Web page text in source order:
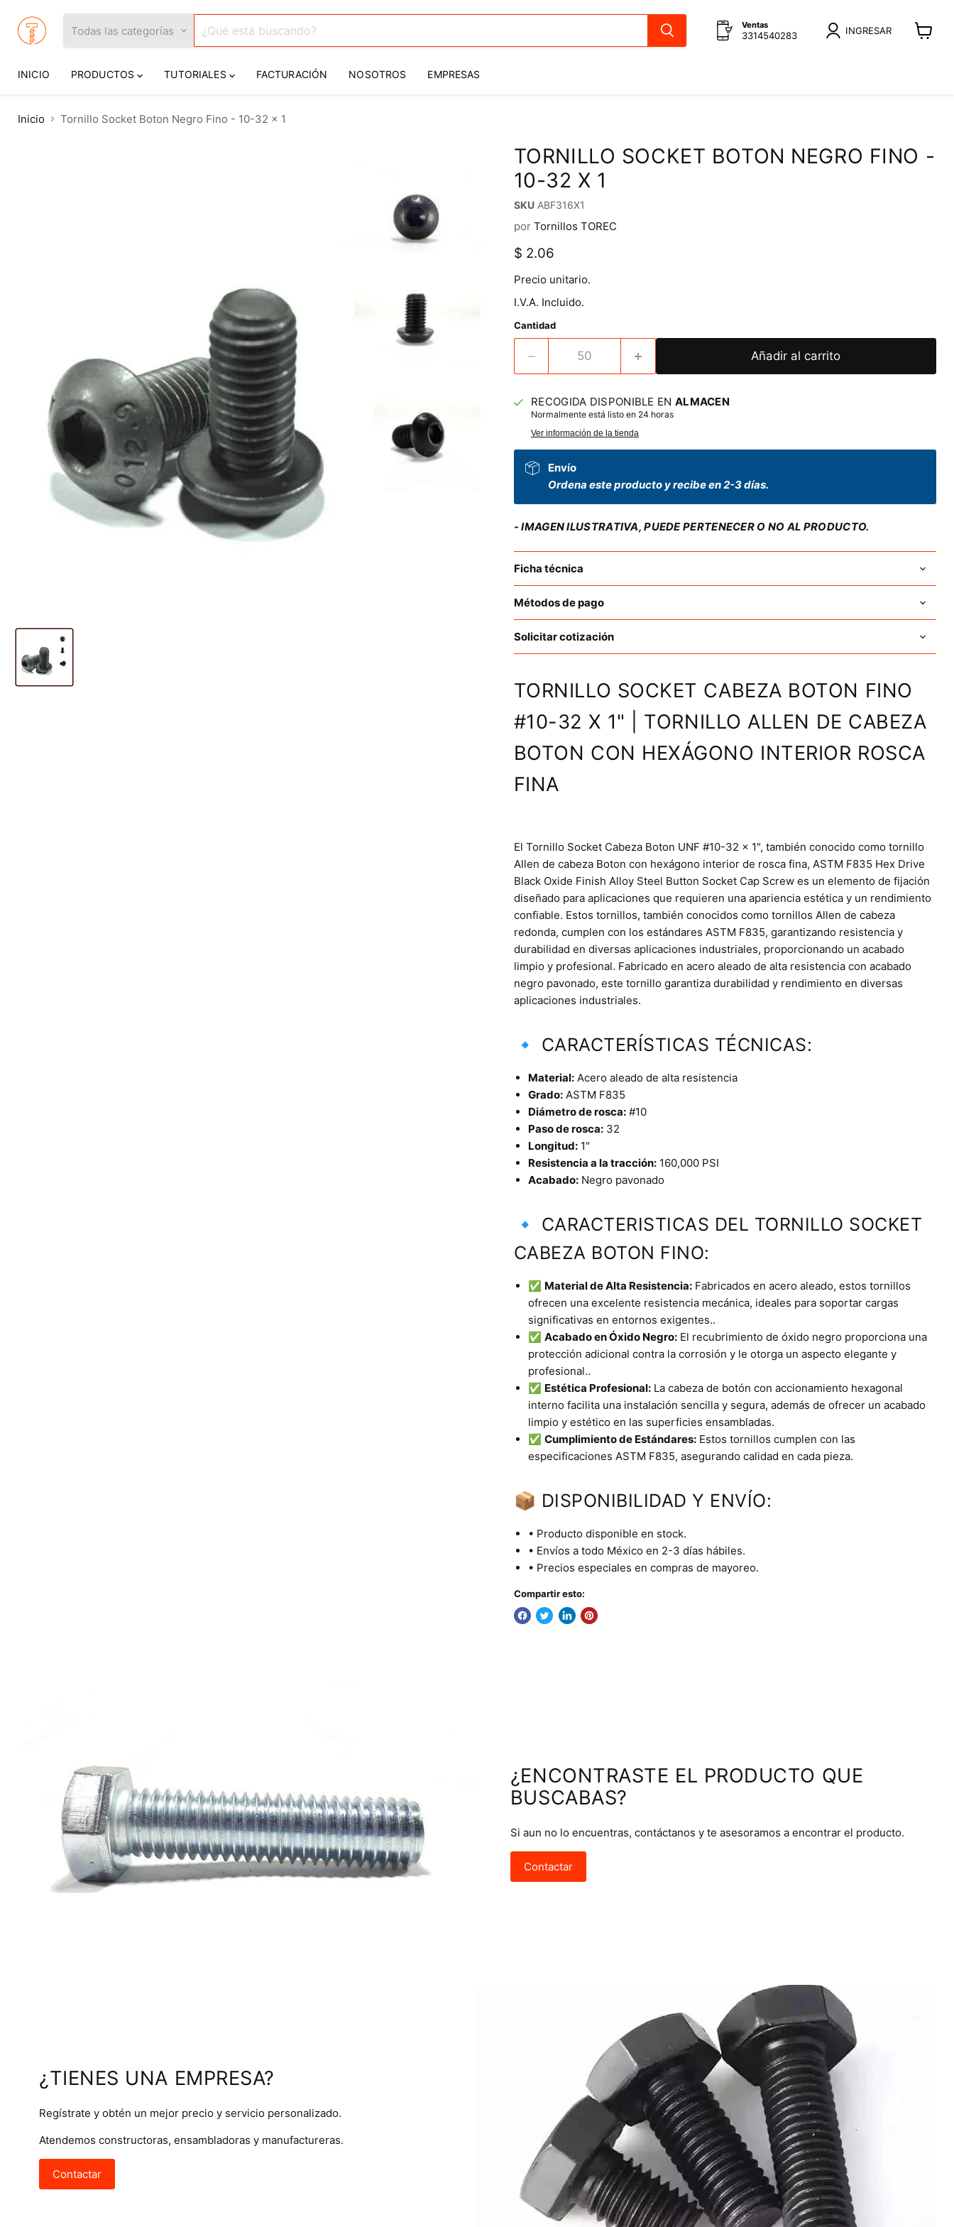
Todas las categorías Ventas
3314540283 INGRESAR
INICIO PRODUCTOS TUTORIALES FACTURACIÓN NOSOTROS EMPRESAS
Inicio Tornillo Socket Boton Negro Fino - 10-32 x 1
TORNILLO SOCKET BOTON NEGRO FINO -
10-32 X 1
SKU ABF316X1
por Tornillos TOREC
Precio actual
$ 2.06
Precio unitario.
I.V.A. Incluido.
Cantidad
Añadir al carrito
RECOGIDA DISPONIBLE EN ALMACEN
Normalmente está listo en 24 horas
Ver información de la tienda
Envío
Ordena este producto y recibe en 2-3 días.
- IMAGEN ILUSTRATIVA, PUEDE PERTENECER O NO AL PRODUCTO.
Ficha técnica
Métodos de pago
Solicitar cotización
TORNILLO SOCKET CABEZA BOTON FINO
#10-32 X 1" | TORNILLO ALLEN DE CABEZA
BOTON CON HEXÁGONO INTERIOR ROSCA
FINA
El Tornillo Socket Cabeza Boton UNF #10-32 x 1", también conocido como tornillo
Allen de cabeza Boton con hexágono interior de rosca fina, ASTM F835 Hex Drive
Black Oxide Finish Alloy Steel Button Socket Cap Screw es un elemento de fijación
diseñado para aplicaciones que requieren una apariencia estética y un rendimiento
confiable. Estos tornillos, también conocidos como tornillos Allen de cabeza
redonda, cumplen con los estándares ASTM F835, garantizando resistencia y
durabilidad en diversas aplicaciones industriales, proporcionando un acabado
limpio y profesional. Fabricado en acero aleado de alta resistencia con acabado
negro pavonado, este tornillo garantiza durabilidad y rendimiento en diversas
aplicaciones industriales.
🔹 CARACTERÍSTICAS TÉCNICAS:
Material:Acero aleado de alta resistencia
Grado:ASTM F835
Diámetro de rosca:#10
Paso de rosca:32
Longitud:1"
Resistencia a la tracción:160,000 PSI
Acabado:Negro pavonado
🔹 CARACTERISTICAS DEL TORNILLO SOCKET
CABEZA BOTON FINO:
✅ Material de Alta Resistencia:Fabricados en acero aleado, estos tornillos
ofrecen una excelente resistencia mecánica, ideales para soportar cargas
significativas en entornos exigentes..
✅ Acabado en Óxido Negro:El recubrimiento de óxido negro proporciona una
protección adicional contra la corrosión y le otorga un aspecto elegante y
profesional..
✅ Estética Profesional:La cabeza de botón con accionamiento hexagonal
interno facilita una instalación sencilla y segura, además de ofrecer un acabado
limpio y estético en las superficies ensambladas.
✅ Cumplimiento de Estándares:Estos tornillos cumplen con las
especificaciones ASTM F835, asegurando calidad en cada pieza.
📦 DISPONIBILIDAD Y ENVÍO:
• Producto disponible en stock.
• Envíos a todo México en 2-3 días hábiles.
• Precios especiales en compras de mayoreo.
Compartir esto:
¿ENCONTRASTE EL PRODUCTO QUE
BUSCABAS?
Si aun no lo encuentras, contáctanos y te asesoramos a encontrar el producto.
Contactar
¿TIENES UNA EMPRESA?
Regístrate y obtén un mejor precio y servicio personalizado.
Atendemos constructoras, ensambladoras y manufactureras.
Contactar